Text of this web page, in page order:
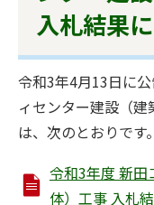
入札結果
令和3年4月13日に
ィセンター建設（
は、次のとおりです。
令和3年度 新田
体）工事 入札